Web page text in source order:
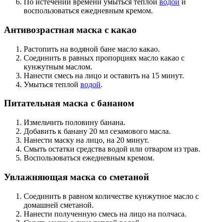
По истечении времени умыться теплой водой и
воспользоваться ежедневным кремом.
Антивозрастная маска с какао
Растопить на водяной бане масло какао.
Соединить в равных пропорциях масло какао с
кунжутным маслом.
Нанести смесь на лицо и оставить на 15 минут.
Умыться теплой водой.
Питательная маска с бананом
Измельчить половину банана.
Добавить к банану 20 мл сезамового масла.
Нанести маску на лицо, на 20 минут.
Смыть остатки средства водой или отваром из трав.
Воспользоваться ежедневным кремом.
Увлажняющая маска со сметаной
Соединить в равном количестве кунжутное масло с
домашней сметаной.
Нанести полученную смесь на лицо на полчаса.